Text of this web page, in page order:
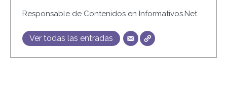
Responsable de Contenidos en Informativos.Net
Ver todas las entradas